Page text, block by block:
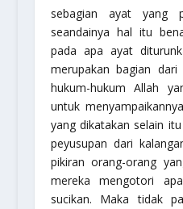
sebagian ayat yang
seandainya hal itu
pada apa ayat
merupakan bagian dari
hukum-hukum Allah
untuk
yang dikatakan selain
peyusupan dari
pikiran orang-orang
mereka mengotori
sucikan. Maka tidak